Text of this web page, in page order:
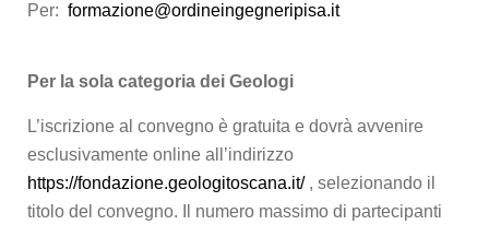
Per: formazione@ordineingegneripisa.it
Per la sola categoria dei Geologi
L’iscrizione al convegno è gratuita e dovrà avvenire
https://fondazione.geologitoscana.it/ , selezionando il
titolo del convegno. Il numero massimo di partecipanti